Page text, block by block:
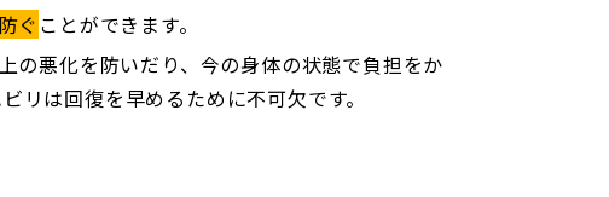
ぐ ことができます。
の悪化を防いだり、今の身体の状態で負担をか
リは回復を早めるために不可欠です。